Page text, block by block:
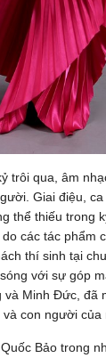
trôi qua, âm
Giai điệu,
thể thiếu trong
các tác phẩm
thí sinh tại
với sự góp
và Minh Đức, đã
con người của
Bảo trong